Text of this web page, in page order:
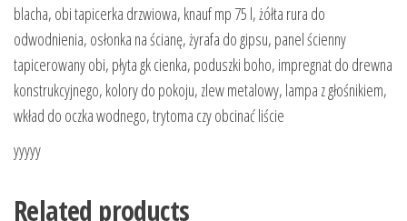
blacha, obi tapicerka drzwiowa, knauf mp 75 l, żółta rura do
odwodnienia, osłonka na ścianę, żyrafa do gipsu, panel ścienny
tapicerowany obi, płyta gk cienka, poduszki boho, impregnat do drewna
konstrukcyjnego, kolory do pokoju, zlew metalowy, lampa z głośnikiem,
wkład do oczka wodnego, trytoma czy obcinać liście
yyyyy
Related products